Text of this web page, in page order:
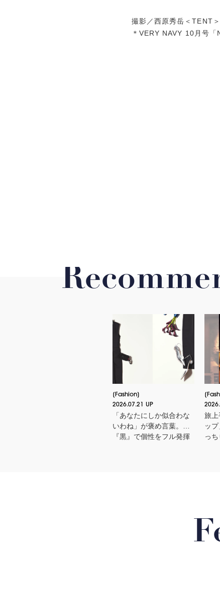
撮影／西原秀岳＜TENT
＊VERY NAVY 10月号「
Fashion
2026.07.21 UP
「あなたにしか似合わな
いわね」が褒め言葉。
『黒』で個性をフル発揮
旅上
ッ
っ